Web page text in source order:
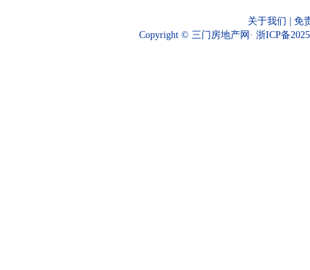
关于我们
免
Copyright © 三门房地产网· 浙ICP备